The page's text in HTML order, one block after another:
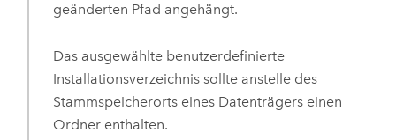
geänderten Pfad angehängt.
Das ausgewählte benutzerdefinierte
Installationsverzeichnis sollte anstelle des
Stammspeicherorts eines Datenträgers einen
Ordner enthalten.